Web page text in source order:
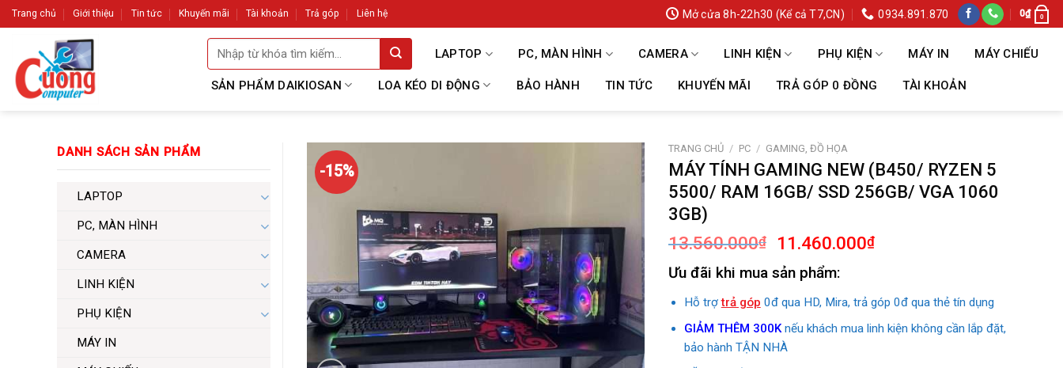
Skip
to
Trang chủ Giới thiệu Tin tức Khuyến mãi Tài khoản Trả góp Liên hệ Mở cửa 8h-22h30 (Kể cả T7,CN) 0934.891.870 0₫ 0
Tìm
kiếm:
LAPTOP PC, MÀN HÌNH CAMERA LINH KIỆN PHỤ KIỆN MÁY IN MÁY CHIẾU
SẢN PHẨM DAIKIOSAN LOA KÉO DI ĐỘNG BẢO HÀNH TIN TỨC KHUYẾN MÃI TRẢ GÓP 0 ĐỒNG TÀI KHOẢN
DANH SÁCH SẢN PHẨM
LAPTOP
PC, MÀN HÌNH
CAMERA
LINH KIỆN
PHỤ KIỆN
MÁY IN
-15%
TRANG CHỦ / PC / GAMING, ĐỒ HỌA
MÁY TÍNH GAMING NEW (B450/ RYZEN 5
5500/ RAM 16GB/ SSD 256GB/ VGA 1060
3GB)
13.560.000₫
Giá
gốc
là:
13.560.000₫.
11.460.000₫Giá
là:
11.460.000₫.
Ưu đãi khi mua sản phẩm:
Hỗ trợtrả góp 0đ qua HD, Mira, trả góp 0đ qua thẻ tín dụng
GIẢM THÊM 300Knếu khách mua linh kiện không cần lắp đặt,
bảo hành TẬN NHÀ